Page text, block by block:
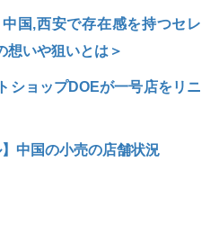
中国,西安で存在感を持つセレ
想いや狙いとは＞
ショップDOEが一号店をリニ
】中国の小売の店舗状況